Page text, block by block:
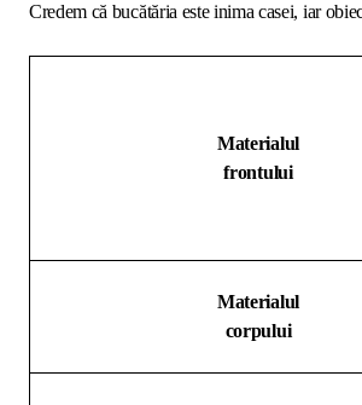
Credem că bucătăria este inima casei, iar
Materialul
frontului
Materialul
corpului